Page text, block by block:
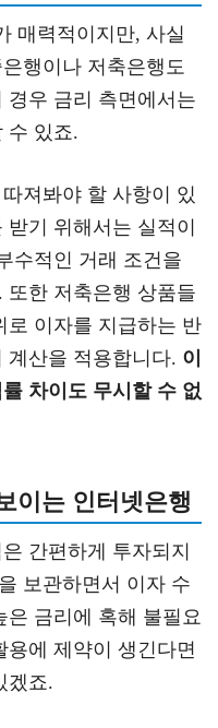
매력적이지만, 사실
행이나 저축은행도
경우 금리 측면에서는
수 있죠.
져봐야 할 사항이 있
기 위해서는 실적이
수적인 거래 조건을
또한 저축은행 상품들
로 이자를 지급하는 반
계산을 적용합니다. 이
차이도 무시할 수 없
이는 인터넷은행
간편하게 투자되지
보관하면서 이자 수
은 금리에 혹해 불필요
에 제약이 생긴다면
겠죠.